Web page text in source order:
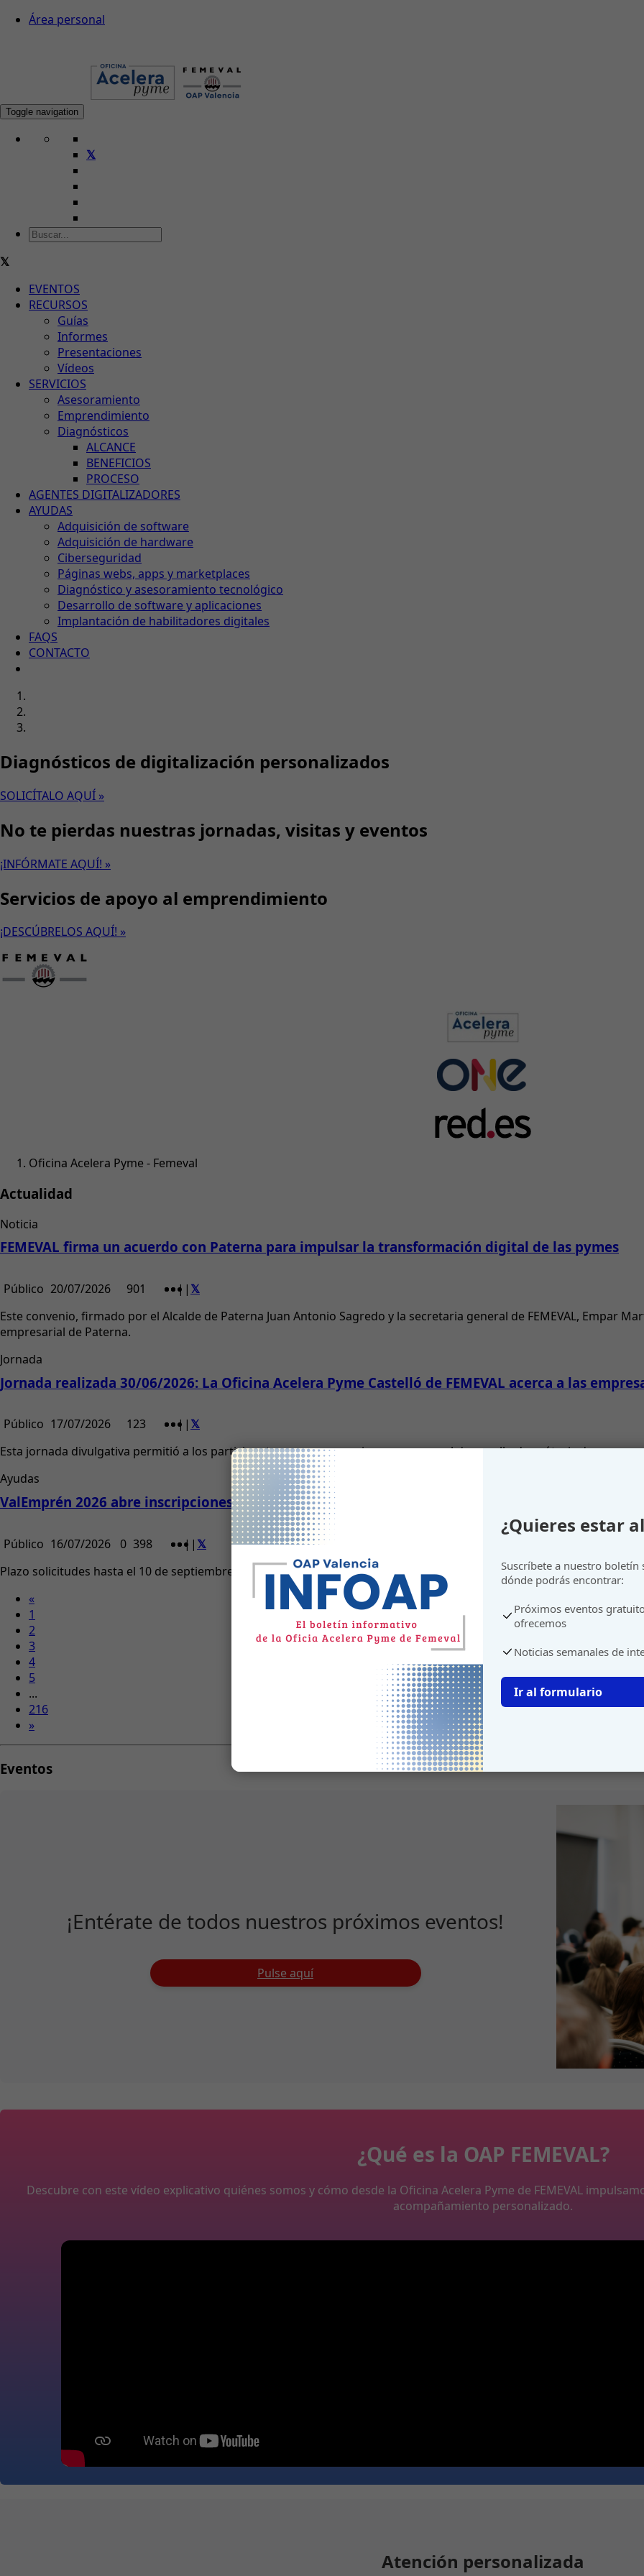
Área personal
Toggle navigation
EVENTOS
RECURSOS
Guías
Informes
Presentaciones
Vídeos
SERVICIOS
Asesoramiento
Emprendimiento
Diagnósticos
ALCANCE
BENEFICIOS
PROCESO
AGENTES DIGITALIZADORES
AYUDAS
Adquisición de software
Adquisición de hardware
Ciberseguridad
Páginas webs, apps y marketplaces
Diagnóstico y asesoramiento tecnológico
Desarrollo de software y aplicaciones
Implantación de habilitadores digitales
FAQS
CONTACTO
Diagnósticos de digitalización personalizados
SOLICÍTALO AQUÍ »
No te pierdas nuestras jornadas, visitas y eventos
¡INFÓRMATE AQUÍ! »
Servicios de apoyo al emprendimiento
¡DESCÚBRELOS AQUÍ! »
Oficina Acelera Pyme - Femeval
Actualidad
Noticia
FEMEVAL firma un acuerdo con Paterna para impulsar la transformación digital de las pymes
Público 20/07/2026 901 | |
Este convenio, firmado por el Alcalde de Paterna Juan Antonio Sagredo y la secretaria general de FEMEVAL, Empar
empresarial de Paterna.
Jornada
Jornada realizada 30/06/2026: La Oficina Acelera Pyme Castelló de FEMEVAL acerca a las
Público 17/07/2026 123 | |
Esta jornada divulgativa permitió a los participantes conocer en primera persona el desarrollo de prótesis de mano
Ayudas
ValEmprén 2026 abre inscripciones para apoyar a personas emprendedoras
Público 16/07/2026 0 398 | |
Plazo solicitudes hasta el 10 de septiembre 2026
«
1
2
3
4
5
...
216
»
Eventos
¡Entérate de todos nuestros próximos eventos!
Pulse aquí
¿Qué es la OAP FEMEVAL?
Descubre con este vídeo explicativo quiénes somos y cómo desde la Oficina Acelera Pyme de FEMEVAL
acompañamiento personalizado.
Atención personalizada
¿Quieres estar
Suscríbete a nuestro boletín
dónde podrás encontrar:
Próximos eventos
ofrecemos
Noticias semanales de
Ir al formulario